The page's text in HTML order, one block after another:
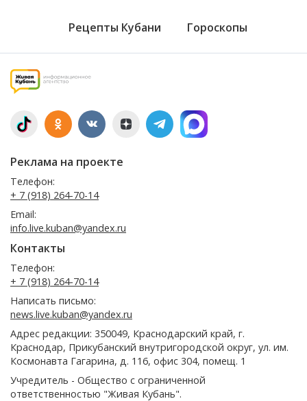
Рецепты Кубани Гороскопы
Реклама на проекте
Телефон:
+ 7 (918) 264-70-14
Email:
info.live.kuban@yandex.ru
Контакты
Телефон:
+ 7 (918) 264-70-14
Написать письмо:
news.live.kuban@yandex.ru
Адрес редакции: 350049, Краснодарский край, г.
Краснодар, Прикубанский внутригородской округ, ул. им.
Космонавта Гагарина, д. 116, офис 304, помещ. 1
Учредитель - Общество с ограниченной
ответственностью "Живая Кубань".